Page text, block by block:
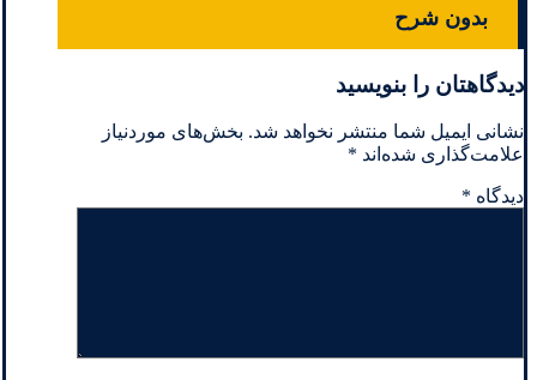
بدون شرح
دیدگاهتان را بنویسید
نشانی ایمیل شما منتشر نخواهد شد. بخش‌های موردنیاز
علامت‌گذاری شده‌اند *
دیدگاه *